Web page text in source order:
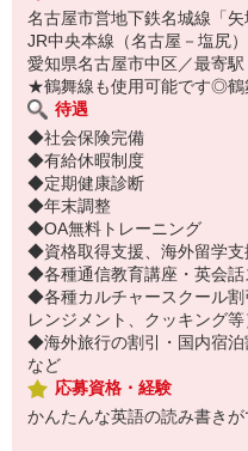
名古屋市営地下鉄名城線「
JR中央本線（名古屋－塩尻
愛知県名古屋市中区／最寄
★鶴舞線も使用可能です◎鶴
待遇
◆社会保険完備
◆有給休暇制度
◆定期健康診断
◆年末調整
◆OA無料トレーニング
◆資格取得支援、海外留学支
◆各種通信教育講座・英会話
◆各種カルチャースクール割
レンジメント、クッキング等
◆海外旅行の割引・国内宿泊
など
応募資格・経験
かんたんな英語の読み書きが